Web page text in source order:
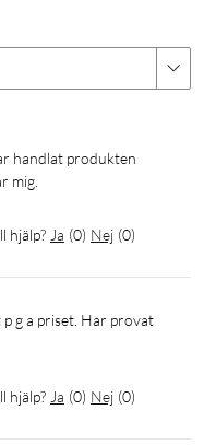
hjälp? Ja (0) Nej (0)
hjälp? Ja (0) Nej (0)